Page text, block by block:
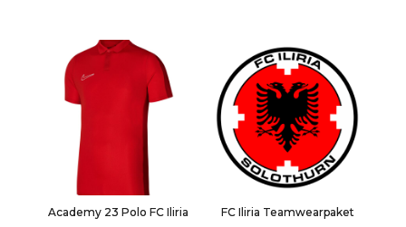
Academy 23 Polo FC Iliria
FC Iliria Teamwearpaket